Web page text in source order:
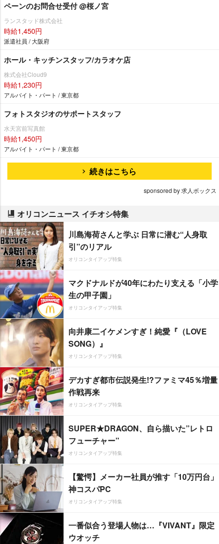
ペーンのお問合せ受付 @桜ノ宮
ランスタッド株式会社
時給1,450円
派遣社員 / 大阪府
ホール・キッチンスタッフ/カラオケ店
株式会社Cloud9
時給1,230円
アルバイト・パート / 東京都
フォトスタジオのサポートスタッフ
水天宮前写真館
時給1,450円
アルバイト・パート / 東京都
続きはこちら
sponsored by 求人ボックス
オリコンニュース イチオシ特集
川島海荷さんと学ぶ 日常に潜む“人身取
引”のリアル
オリコンタイアップ特集
マクドナルドが40年にわたり支える「小学
生の甲子園」
オリコンタイアップ特集
向井康二イケメンすぎ！純愛『（LOVE
SONG）』
オリコンタイアップ特集
デカすぎ都市伝説発生!?ファミマ45％増量
作戦再来
オリコンタイアップ特集
SUPER★DRAGON、自ら描いた”レトロ
フューチャー”
オリコンタイアップ特集
【驚愕】メーカー社員が推す「10万円台」
神コスパPC
オリコンタイアップ特集
一番似合う登場人物は…『VIVANT』限定
ウオッチ